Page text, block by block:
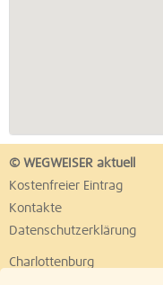
© WEGWEISER aktuell
Kostenfreier Eintrag
Kontakte
Datenschutzerklärung
Charlottenburg